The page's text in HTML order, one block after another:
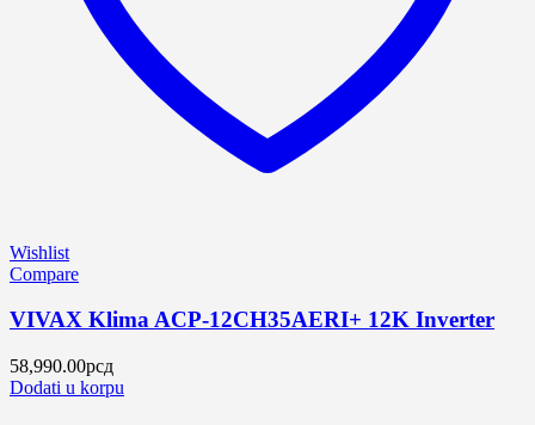
Wishlist
Compare
VIVAX Klima ACP-12CH35AERI+ 12K Inverter
58,990.00рсд
Dodati u korpu